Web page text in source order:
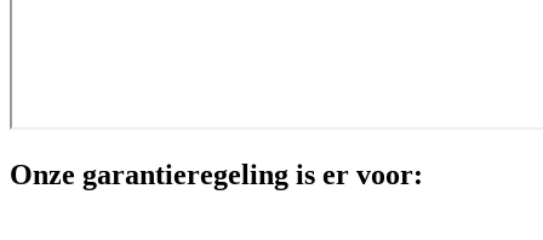
Onze garantieregeling is er voor: